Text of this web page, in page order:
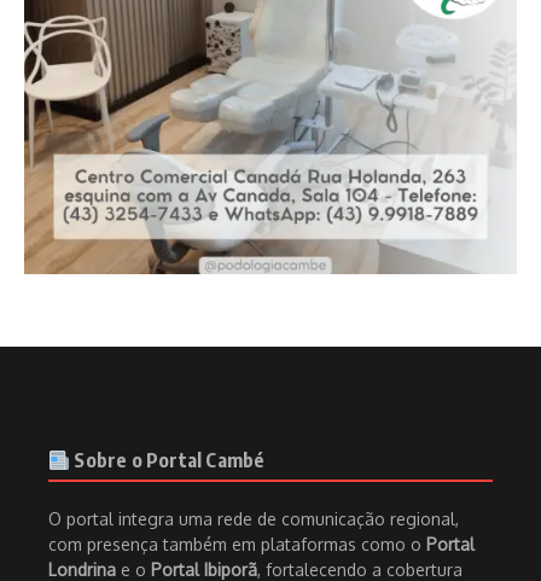
Sobre o Portal Cambé
O portal integra uma rede de comunicação regional,
com presença também em plataformas como o Portal
Londrina e o Portal Ibiporã, fortalecendo a cobertura